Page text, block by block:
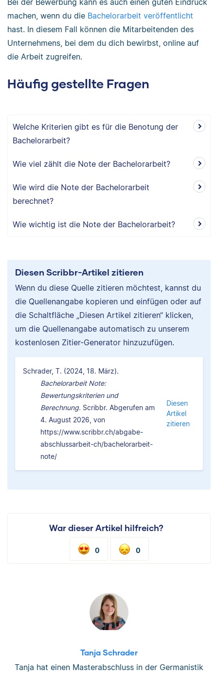
Bei der Bewerbung kann es auch einen guten Eindruck
machen, wenn du die Bachelorarbeit veröffentlicht
hast. In diesem Fall können die Mitarbeitenden des
Unternehmens, bei dem du dich bewirbst, online auf
die Arbeit zugreifen.
Häufig gestellte Fragen
Welche Kriterien gibt es für die Benotung der
Bachelorarbeit?
Wie viel zählt die Note der Bachelorarbeit?
Wie wird die Note der Bachelorarbeit
berechnet?
Wie wichtig ist die Note der Bachelorarbeit?
Diesen Scribbr-Artikel zitieren
Wenn du diese Quelle zitieren möchtest, kannst du
die Quellenangabe kopieren und einfügen oder auf
die Schaltfläche „Diesen Artikel zitieren“ klicken,
um die Quellenangabe automatisch zu unserem
kostenlosen Zitier-Generator hinzuzufügen.
Schrader, T. (2024, 18. März).
Bachelorarbeit Note:
Bewertungskriterien und
Berechnung. Scribbr. Abgerufen am
4. August 2026, von
https://www.scribbr.ch/abgabe-
abschlussarbeit-ch/bachelorarbeit-
note/
Diesen
Artikel
zitieren
War dieser Artikel hilfreich?
0 0
Tanja Schrader
Tanja hat einen Masterabschluss in der Germanistik